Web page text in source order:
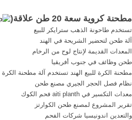
حجرية تقليدية الرحى«. 5.
مساحة 7.000 هكتار تنتج سنويا
حوالي 2500 طن من فاكهة
اللوز الخام أي ما يعادل 680.
مطحنة كروية سعة 20 طن علاقة(
تستخدم طاحونة الذهب سترايكر للبيع
آلة طحن لتحضير الشريحة في الهند
المعدات القديمة لإنتاج لوح من الرخام
طحن وظائف في جنوب أفريقيا
مطحنة الكرة للبيع الهند تستخدم آلة مطحنة الكرة
نظام فصل الحجر الجيري مصنع طحن
معدات التكسير في aiti planth فحم الكوك
تقرير المشروع لمصنع طحن الكوارتز
والتعدين اندونيسيا شركات الفحم